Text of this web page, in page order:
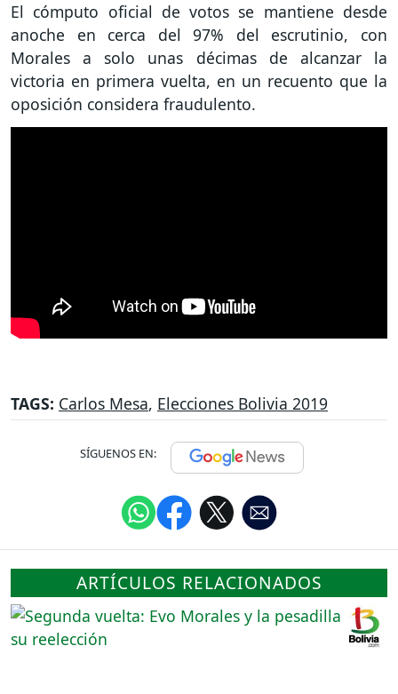
El cómputo oficial de votos se mantiene desde
anoche en cerca del 97% del escrutinio, con
Morales a solo unas décimas de alcanzar la
victoria en primera vuelta, en un recuento que la
oposición considera fraudulento.
TAGS: Carlos Mesa, Elecciones Bolivia 2019
SÍGUENOS EN:
ARTÍCULOS RELACIONADOS